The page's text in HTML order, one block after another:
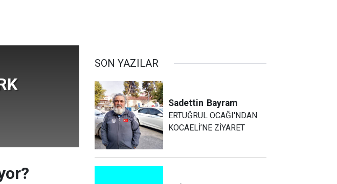
SON YAZILAR
Sadettin Bayram
ERTUĞRUL OCAĞI'NDAN
KOCAELİ’NE ZİYARET